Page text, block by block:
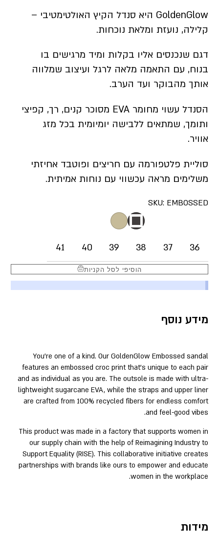
GoldenGlow היא סנדל הקיץ האולטימטיבי –
קלילה, נועזת ומלאת נוכחות.
דגם שנכנסים אליו בקלות ומיד מרגישים בו
בנוח, עם התאמה מלאה לרגל ועיצוב שמלווה
אותך מהבוקר ועד הערב.
הסנדל עשוי מחומר EVA מסוכר קנים, רך, קפיצי
ותומך, שמתאים ללבישה יומיומית בכל מזג
אוויר.
סוליית פלטפורמה עם חריצים ופוטבד אחיזתי
משלימים מראה עכשווי עם נוחות אמיתית.
SKU: EMBOSSED
36
37
38
39
40
41
הוסיפי לסל הקניות
מידע נוסף
You’re one of a kind. Our GoldenGlow Embossed sandal
features an embossed croc print that’s unique to each pair
and as individual as you are. The outsole is made with ultra-
lightweight sugarcane EVA, while the straps and upper liner
are crafted from 100% recycled fibers for endless comfort
and feel-good vibes.
This product was made in a factory that supports women in
our supply chain with the help of Reimagining Industry to
Support Equality (RISE). This collaborative initiative creates
partnerships with brands like ours to empower and educate
women in the workplace.
מידות